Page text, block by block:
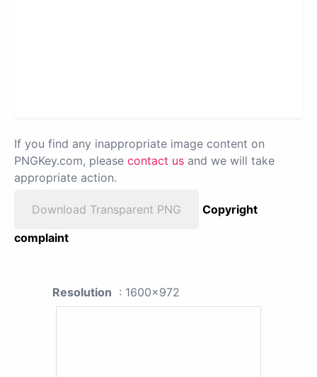
If you find any inappropriate image content on
PNGKey.com, please contact us and we will take
appropriate action.
Download Transparent PNG
Copyright
complaint
Resolution : 1600x972